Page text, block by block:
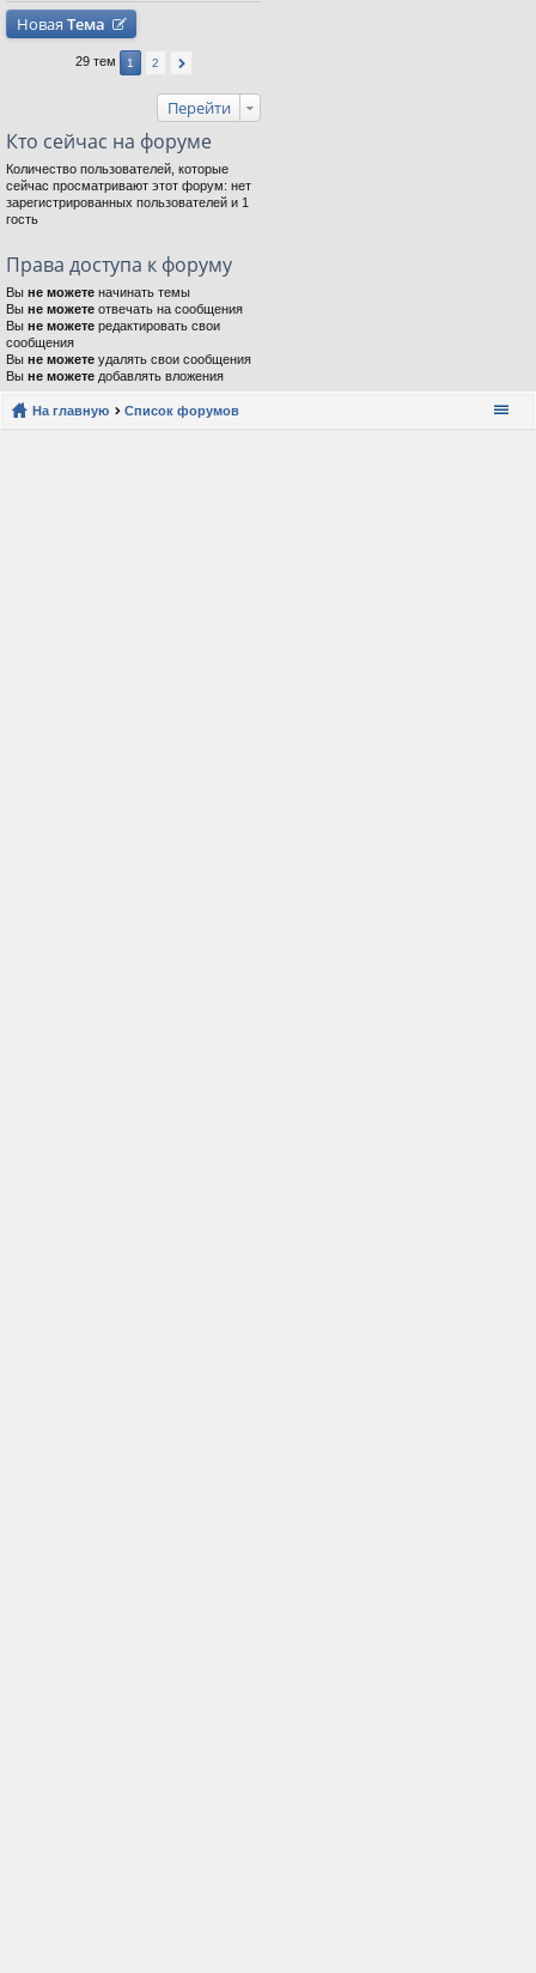
Новая Тема
29 тем 1 2
Перейти
Кто сейчас на форуме
Количество пользователей, которые
сейчас просматривают этот форум: нет
зарегистрированных пользователей и 1
гость
Права доступа к форуму
Вы не можете начинать темы
Вы не можете отвечать на сообщения
Вы не можете редактировать свои
сообщения
Вы не можете удалять свои сообщения
Вы не можете добавлять вложения
На главную Список форумов